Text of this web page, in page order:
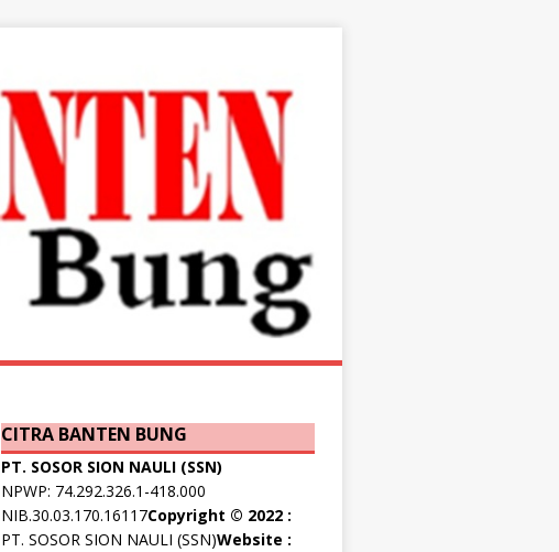
CITRA BANTEN BUNG
PT. SOSOR SION NAULI (SSN)
NPWP: 74.292.326.1-418.000
NIB.30.03.170.16117Copyright © 2022 :
PT. SOSOR SION NAULI (SSN)Website :